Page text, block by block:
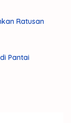
Ratusan
Pantai